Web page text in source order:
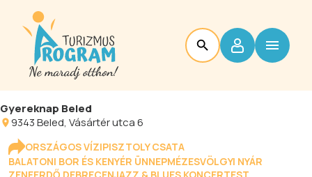
Gyereknap Beled
9343Beled, Vásártér utca 6
ORSZÁGOS VÍZIPISZTOLY CSATA
BALATONI BOR ÉS KENYÉR ÜNNEPMÉZESVÖLGYI NYÁR